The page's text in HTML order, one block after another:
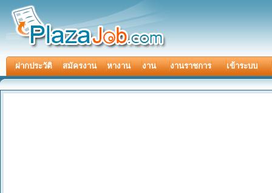
ฝากประวัติ สมัครงาน หางาน งาน งานราชการ เข้าระบบ